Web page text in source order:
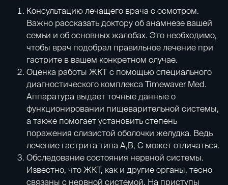
Консультацию лечащего врача с осмотром.
Важно рассказать доктору об анамнезе вашей
семьи и об основных жалобах. Это необходимо,
чтобы врач подобрал правильное лечение при
гастрите в вашем конкретном случае.
Оценка работы ЖКТ с помощью специального
диагностического комплекса Timewaver Med.
Аппаратура выдает точные данные о
функционировании пищеварительной системы,
а также помогает установить степень
поражения слизистой оболочки желудка. Ведь
лечение гастрита типа A,B, C может отличаться.
Обследование состояния нервной системы.
Известно, что ЖКТ, как и другие органы, тесно
связаны с нервной системой. На приступы